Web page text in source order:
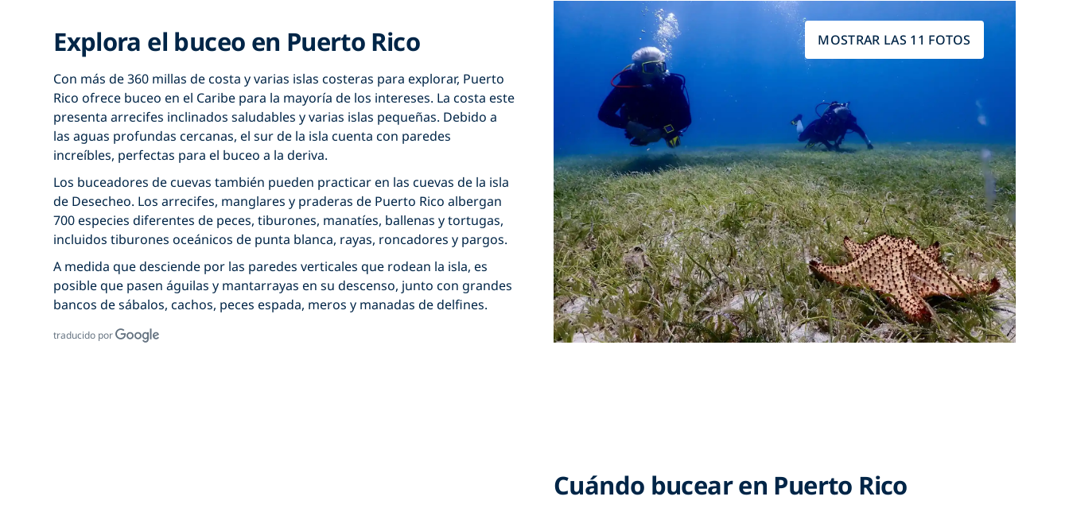
Explora el buceo en Puerto Rico
Con más de 360 millas de costa y varias islas costeras para explorar, Puerto
Rico ofrece buceo en el Caribe para la mayoría de los intereses. La costa este
presenta arrecifes inclinados saludables y varias islas pequeñas. Debido a
las aguas profundas cercanas, el sur de la isla cuenta con paredes
increíbles, perfectas para el buceo a la deriva.
Los buceadores de cuevas también pueden practicar en las cuevas de la isla
de Desecheo. Los arrecifes, manglares y praderas de Puerto Rico albergan
700 especies diferentes de peces, tiburones, manatíes, ballenas y tortugas,
incluidos tiburones oceánicos de punta blanca, rayas, roncadores y pargos.
A medida que desciende por las paredes verticales que rodean la isla, es
posible que pasen águilas y mantarrayas en su descenso, junto con grandes
bancos de sábalos, cachos, peces espada, meros y manadas de delfines.
traducido por
MOSTRAR LAS 11 FOTOS
Cuándo bucear en Puerto Rico